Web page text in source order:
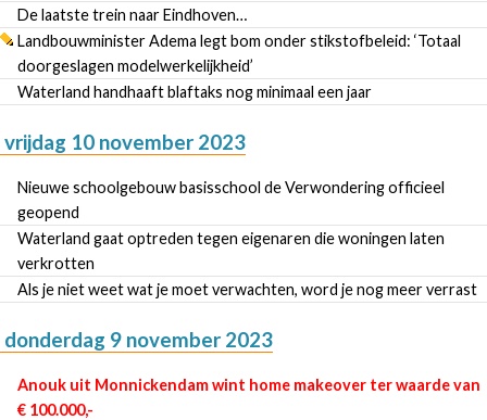
De laatste trein naar Eindhoven…
Landbouwminister Adema legt bom onder stikstofbeleid: ‘Totaal
doorgeslagen modelwerkelijkheid’
Waterland handhaaft blaftaks nog minimaal een jaar
vrijdag 10 november 2023
Nieuwe schoolgebouw basisschool de Verwondering officieel
geopend
Waterland gaat optreden tegen eigenaren die woningen laten
verkrotten
Als je niet weet wat je moet verwachten, word je nog meer verrast
donderdag 9 november 2023
Anouk uit Monnickendam wint home makeover ter waarde van
€ 100.000,-